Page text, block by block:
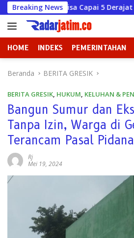
Langsung
ke
konten
Breaking News
5 Derajat Celsius
HOME INDEKS PEMERINTAHAN
Beranda BERITA GRESIK
BERITA GRESIK, HUKUM, KELUHAN &
Bangun Sumur dan
Tanpa Izin, Warga di
Terancam Pasal Pidana
Rj
Mei 19, 2024